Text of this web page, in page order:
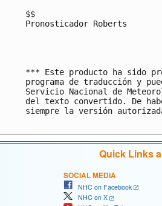
$$
Pronosticador Roberts
*** Este producto ha sido
programa de traducción y
Servicio Nacional de
del texto convertido. De
siempre la versión
Quick Links
SOCIAL MEDIA
NHC on Facebook
NHC on X